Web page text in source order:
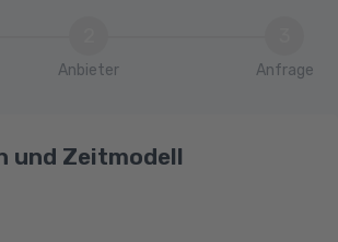
Anbieter Anfrage
und Zeitmodell